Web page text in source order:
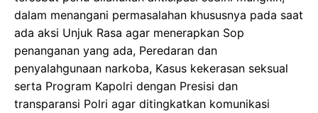
dalam menangani permasalahan khususnya pada saat
ada aksi Unjuk Rasa agar menerapkan Sop
penanganan yang ada, Peredaran dan
penyalahgunaan narkoba, Kasus kekerasan seksual
serta Program Kapolri dengan Presisi dan
transparansi Polri agar ditingkatkan komunikasi